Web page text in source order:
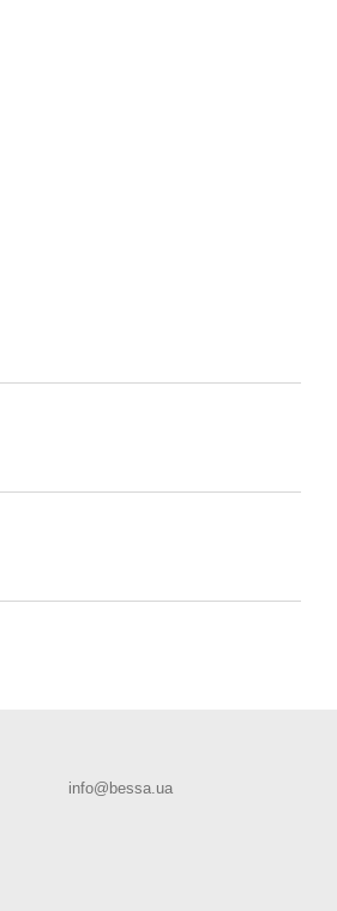
info@bessa.ua